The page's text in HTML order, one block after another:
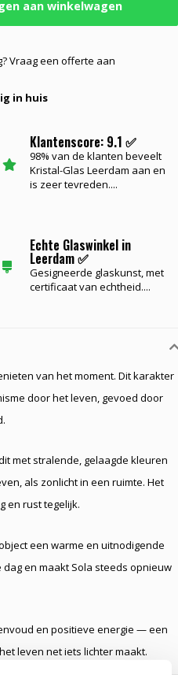
aan winkelwagen
Vraag een offerte aan
in huis
Klantenscore: 9.1 ✅
98% van de klanten beveelt
Kristal-Glas Leerdam aan en
is zeer tevreden....
Echte Glaswinkel in
Leerdam ✅
Gesigneerde glaskunst, met
certificaat van echtheid....
van het moment. Dit karakter
door het leven, gevoed door
met stralende, gelaagde kleuren
als zonlicht in een ruimte. Het
en rust tegelijk.
een warme en uitnodigende
en maakt Sola steeds opnieuw
en positieve energie — een
leven net iets lichter maakt.